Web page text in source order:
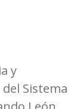
y
Sistema